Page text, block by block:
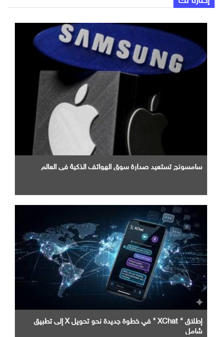
سامسونج تستعيد صدارة سوق الهواتف الذكية في العالم
إطلاق " XChat " في خطوة جديدة نحو تحويل X إلى تطبيق
شامل